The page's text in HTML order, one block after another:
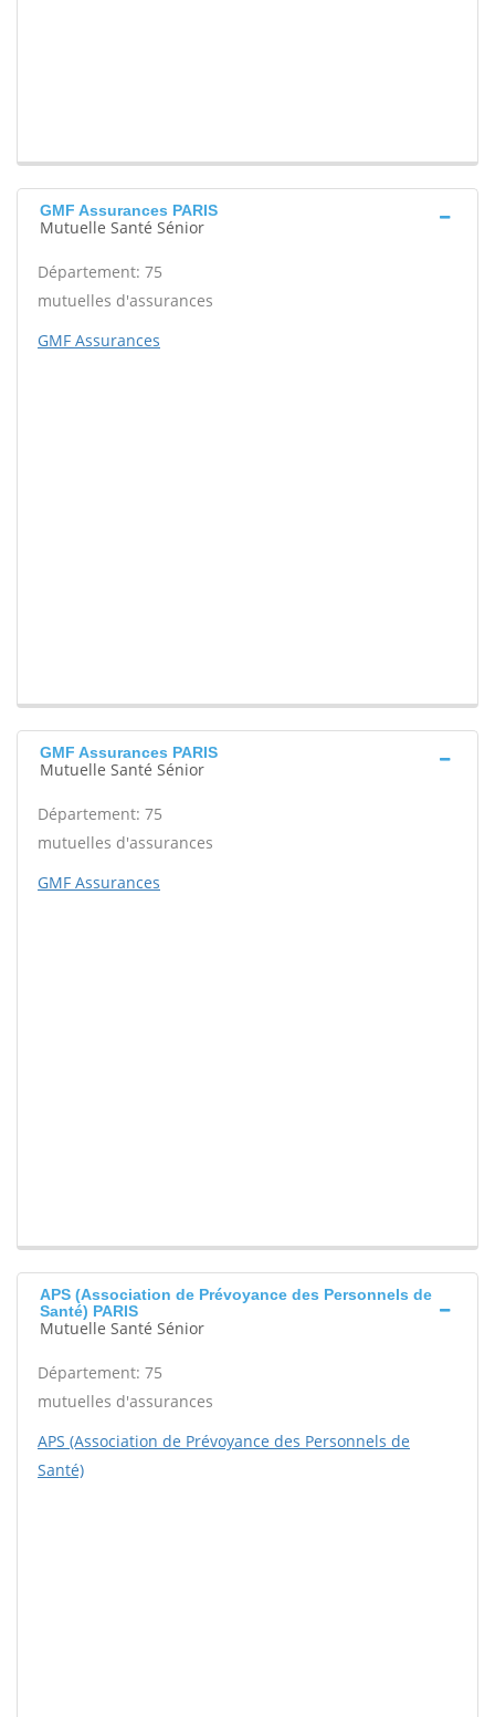
GMF Assurances PARIS
Mutuelle Santé Sénior
Département: 75
mutuelles d'assurances
GMF Assurances
GMF Assurances PARIS
Mutuelle Santé Sénior
Département: 75
mutuelles d'assurances
GMF Assurances
APS (Association de Prévoyance des Personnels de
Santé) PARIS
Mutuelle Santé Sénior
Département: 75
mutuelles d'assurances
APS (Association de Prévoyance des Personnels de
Santé)